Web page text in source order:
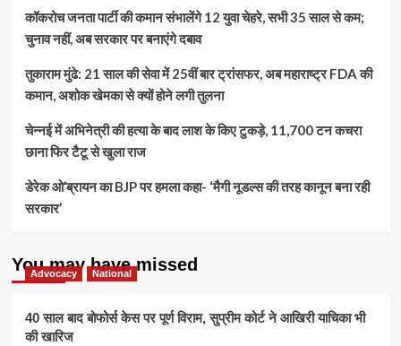
कॉकरोच जनता पार्टी की कमान संभालेंगे 12 युवा चेहरे, सभी 35 साल से कम;
चुनाव नहीं, अब सरकार पर बनाएंगे दबाव
तुकाराम मुंढे: 21 साल की सेवा में 25वीं बार ट्रांसफर, अब महाराष्ट्र FDA की
कमान, अशोक खेमका से क्यों होने लगी तुलना
चेन्नई में अभिनेत्री की हत्या के बाद लाश के किए टुकड़े, 11,700 टन कचरा
छाना फिर टैटू से खुला राज
डेरेक ओ’ब्रायन का BJP पर हमला कहा- ‘मैगी नूडल्स की तरह कानून बना रही
सरकार’
You may have missed
Advocacy National
40 साल बाद बोफोर्स केस पर पूर्ण विराम, सुप्रीम कोर्ट ने आखिरी याचिका भी
की खारिज